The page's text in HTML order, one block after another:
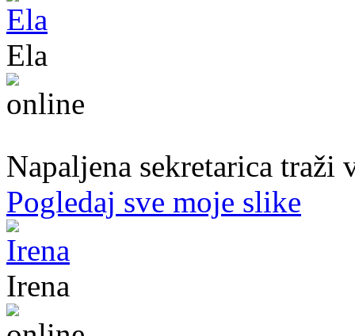
Ela
Napaljena sekretarica
Pogledaj sve moje slike
Irena